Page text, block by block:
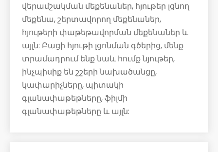
վերամշակման մեքենաներ, հյութեր լցնող
մեքենա, շերտավորող մեքենաներ,
հյութերի փաթեթավորման մեքենաներ և
այլն: Բացի հյութի լցոնման գծերից, մենք
տրամադրում ենք նաև հումք նյութեր,
ինչպիսիք են շշերի նախածանցը,
կափարիչները, պիտակի
գլանափաթեթները, ֆիլմի
գլանափաթեթները և այլն: